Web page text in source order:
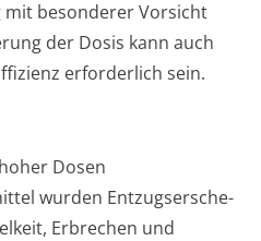
besonderer Vorsicht
der Dosis kann auch
erforderlich sein.
Dosen
wurden Entzugsersche­
Erbrechen und